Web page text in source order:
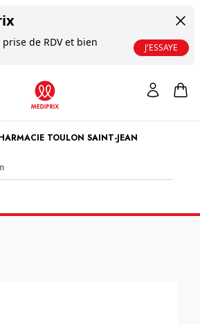
de RDV et bien
J'ESSAYE
TOULON SAINT-JEAN